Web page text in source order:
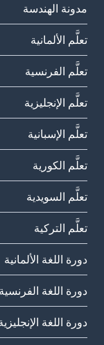
مدونة الهندسة
تعلَّم الألمانية
تعلَّم الفرنسية
تعلَّم الإنجليزية
تعلَّم الإسبانية
تعلَّم الكورية
تعلَّم السويدية
تعلَّم التركية
دورة اللغة الألمانية
دورة اللغة الفرنسية
دورة اللغة